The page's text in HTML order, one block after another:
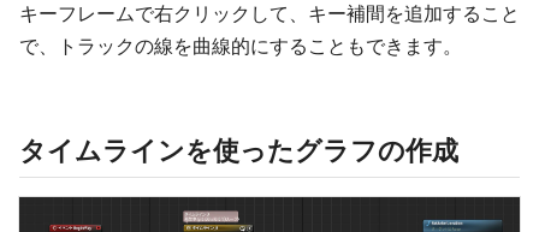
キーフレームで右クリックして、キー補間を追加すること
で、トラックの線を曲線的にすることもできます。
タイムラインを使ったグラフの作成